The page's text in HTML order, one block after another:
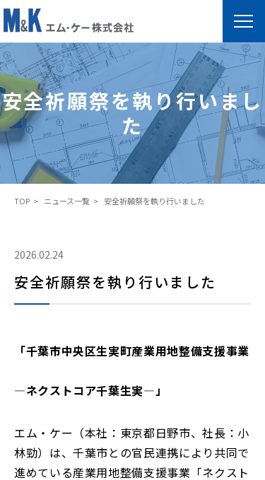
安
全
祈
願
祭
を
執
り
安全祈願祭を執り行いまし
た
TOP ニュース一覧 安全祈願祭を執り行いました
2026.02.24
安全祈願祭を執り行いました
「千葉市中央区生実町産業用地整備支援事業
―ネクストコア千葉生実―」
エム・ケー（本社：東京都日野市、社長：小
林勁）は、千葉市との官民連携により共同で
進めている産業用地整備支援事業「ネクスト